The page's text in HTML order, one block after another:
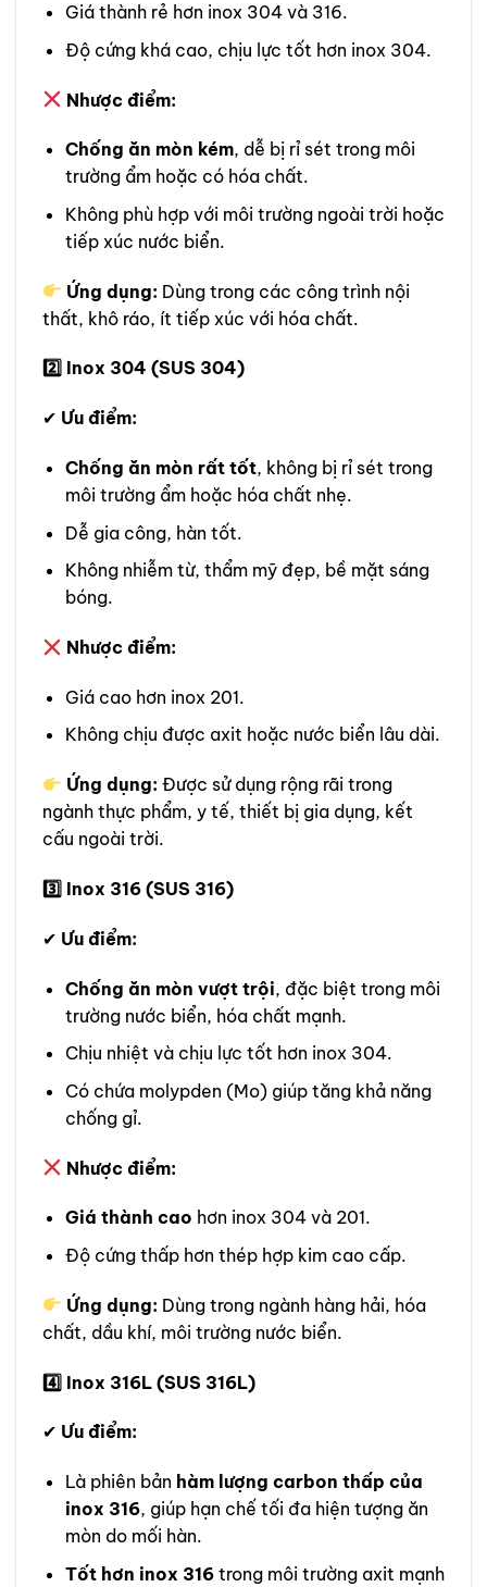
Giá thành rẻ hơn inox 304 và 316.
Độ cứng khá cao, chịu lực tốt hơn inox 304.
Nhược điểm:
Chống ăn mòn kém, dễ bị rỉ sét trong môi
trường ẩm hoặc có hóa chất.
Không phù hợp với môi trường ngoài trời hoặc
tiếp xúc nước biển.
Ứng dụng: Dùng trong các công trình nội
thất, khô ráo, ít tiếp xúc với hóa chất.
2️ Inox 304 (SUS 304)
✔ Ưu điểm:
Chống ăn mòn rất tốt, không bị rỉ sét trong
môi trường ẩm hoặc hóa chất nhẹ.
Dễ gia công, hàn tốt.
Không nhiễm từ, thẩm mỹ đẹp, bề mặt sáng
bóng.
Nhược điểm:
Giá cao hơn inox 201.
Không chịu được axit hoặc nước biển lâu dài.
Ứng dụng: Được sử dụng rộng rãi trong
ngành thực phẩm, y tế, thiết bị gia dụng, kết
cấu ngoài trời.
3️ Inox 316 (SUS 316)
✔ Ưu điểm:
Chống ăn mòn vượt trội, đặc biệt trong môi
trường nước biển, hóa chất mạnh.
Chịu nhiệt và chịu lực tốt hơn inox 304.
Có chứa molypden (Mo) giúp tăng khả năng
chống gỉ.
Nhược điểm:
Giá thành cao hơn inox 304 và 201.
Độ cứng thấp hơn thép hợp kim cao cấp.
Ứng dụng: Dùng trong ngành hàng hải, hóa
chất, dầu khí, môi trường nước biển.
4️ Inox 316L (SUS 316L)
✔ Ưu điểm:
Là phiên bản hàm lượng carbon thấp của
inox 316, giúp hạn chế tối đa hiện tượng ăn
mòn do mối hàn.
Tốt hơn inox 316trong môi trường axit mạnh